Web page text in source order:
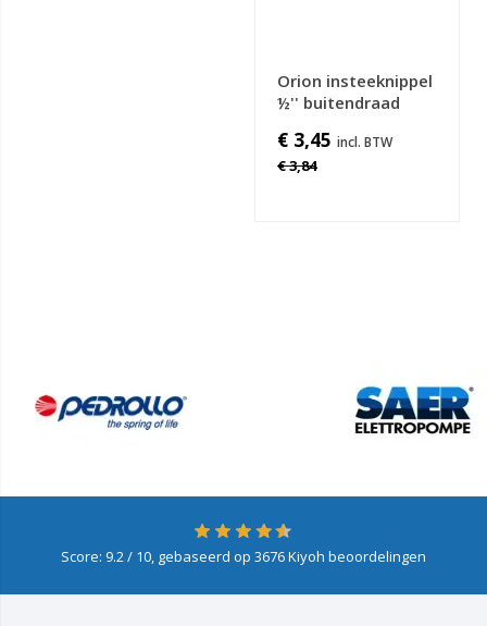
Orion insteeknippel
½'' buitendraad
€ 3,45
€ 3,84
Score: 9.2/ 10, gebaseerd op 3676Kiyoh beoordelingen